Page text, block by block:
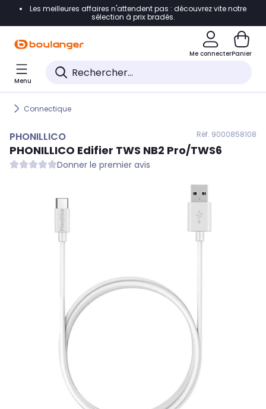
Accéder directement à la navigation
Accéder directement au pied de page
Accéder directement au chatbot
Les meilleures affaires n'attendent pas : découvrez vite notre
sélection à prix bradés.
Me connecterPanier
Menu
Connectique
PHONILLICO Réf. 9000858108
PHONILLICO Edifier TWS NB2 Pro/TWS6
Donner le premier avis